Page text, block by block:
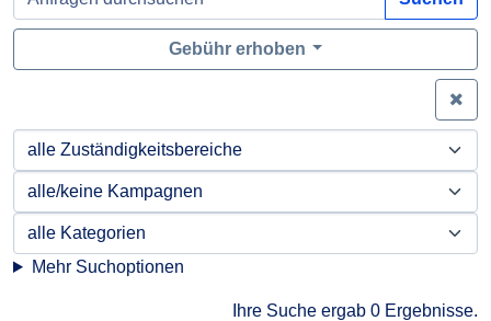
Gebühr erhoben
Mehr Suchoptionen
Ihre Suche ergab 0 Ergebnisse.